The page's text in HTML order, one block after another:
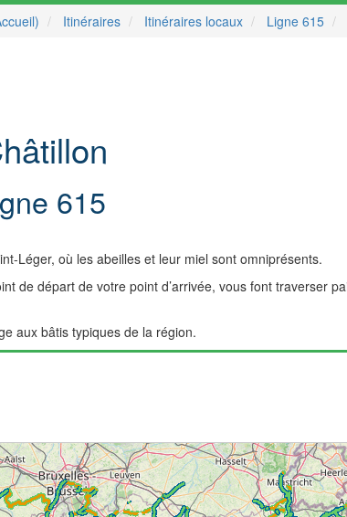
Itinéraires Itinéraires locaux Ligne 615
615
Léger, où les abeilles et leur miel sont omniprésents.
de départ de votre point d’arrivée, vous font traverser
aux bâtis typiques de la région.